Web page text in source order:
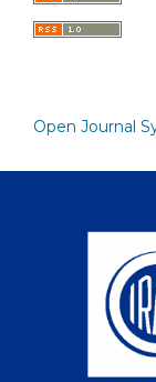
Open Journal